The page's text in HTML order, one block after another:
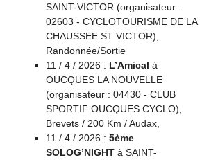
SAINT-VICTOR (organisateur :
02603 - CYCLOTOURISME DE LA
CHAUSSEE ST VICTOR),
Randonnée/Sortie
11 / 4 / 2026 : L’Amical à
OUCQUES LA NOUVELLE
(organisateur : 04430 - CLUB
SPORTIF OUCQUES CYCLO),
Brevets / 200 Km / Audax,
11 / 4 / 2026 : 5ème
SOLOG’NIGHTà SAINT-